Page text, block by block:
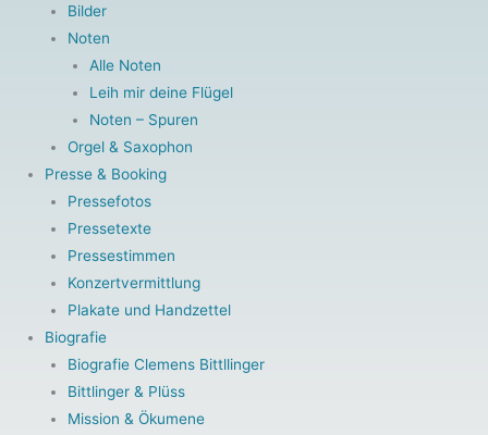
Bilder
Noten
Alle Noten
Leih mir deine Flügel
Noten – Spuren
Orgel & Saxophon
Presse & Booking
Pressefotos
Pressetexte
Pressestimmen
Konzertvermittlung
Plakate und Handzettel
Biografie
Biografie Clemens Bittllinger
Bittlinger & Plüss
Mission & Ökumene